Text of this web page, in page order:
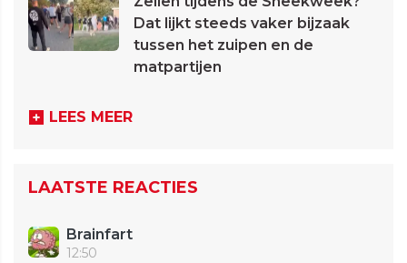
Dat lijkt steeds vaker bijzaak
tussen het zuipen en de
matpartijen
LEES MEER
LAATSTE REACTIES
Brainfart
12:50